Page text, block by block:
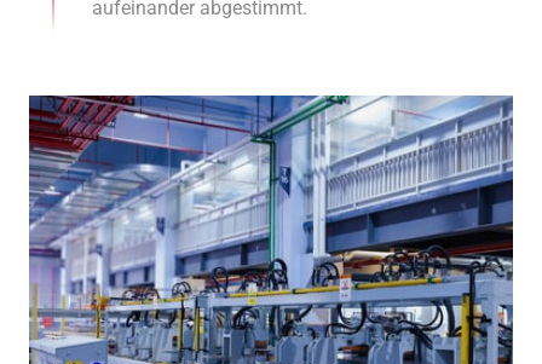
aufeinander abgestimmt.